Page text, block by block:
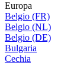
Europa
Belgio (FR)
Belgio (NL)
Belgio (DE)
Bulgaria
Cechia